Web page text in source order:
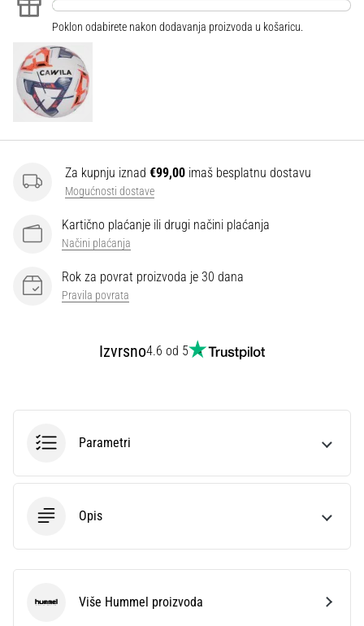
Prikaži
sve
članke
Poklon odabirete nakon dodavanja proizvoda u košaricu.
Za kupnju iznad €99,00 imaš besplatnu dostavu
Mogućnosti dostave
Kartično plaćanje ili drugi načini plaćanja
Načini plaćanja
Rok za povrat proizvoda je 30 dana
Pravila povrata
Izvrsno4.6 od 5
Parametri
Opis
HummelViše Hummel proizvoda